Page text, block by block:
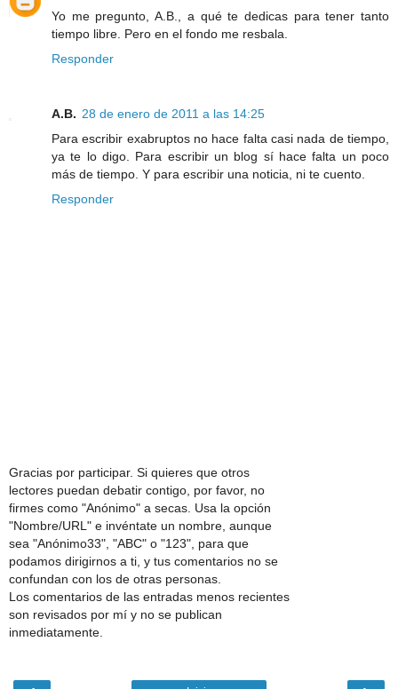
Yo me pregunto, A.B., a qué te dedicas para tener tanto
tiempo libre. Pero en el fondo me resbala.
Responder
A.B. 28 de enero de 2011 a las 14:25
Para escribir exabruptos no hace falta casi nada de tiempo,
ya te lo digo. Para escribir un blog sí hace falta un poco
más de tiempo. Y para escribir una noticia, ni te cuento.
Responder
Gracias por participar. Si quieres que otros
lectores puedan debatir contigo, por favor, no
firmes como "Anónimo" a secas. Usa la opción
"Nombre/URL" e invéntate un nombre, aunque
sea "Anónimo33", "ABC" o "123", para que
podamos dirigirnos a ti, y tus comentarios no se
confundan con los de otras personas.
Los comentarios de las entradas menos recientes
son revisados por mí y no se publican
inmediatamente.